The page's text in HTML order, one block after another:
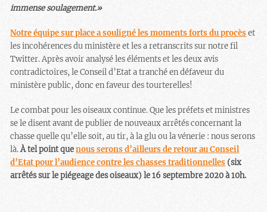
immense soulagement.»
Notre équipe sur place a souligné les moments forts du procèset
les incohérences du ministère et les a retranscrits sur notre fil
Twitter. Après avoir analysé les éléments et les deux avis
contradictoires, le Conseil d’Etat a tranché en défaveur du
ministère public, donc en faveur des tourterelles!
Le combat pour les oiseaux continue. Que les préfets et ministres
se le disent avant de publier de nouveaux arrêtés concernant la
chasse quelle qu’elle soit, au tir, à la glu ou la vénerie : nous serons
là.À tel point quenous serons d’ailleurs de retour au Conseil
d’Etat pour l’audience contre les chasses traditionnelles (six
arrêtés sur le piégeage des oiseaux) le 16 septembre 2020 à 10h.